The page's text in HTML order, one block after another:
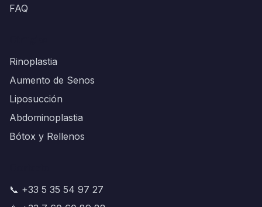
FAQ
Rinoplastia
Aumento de Senos
Liposucción
Abdominoplastia
Bótox y Rellenos
📞 +33 5 35 54 97 27